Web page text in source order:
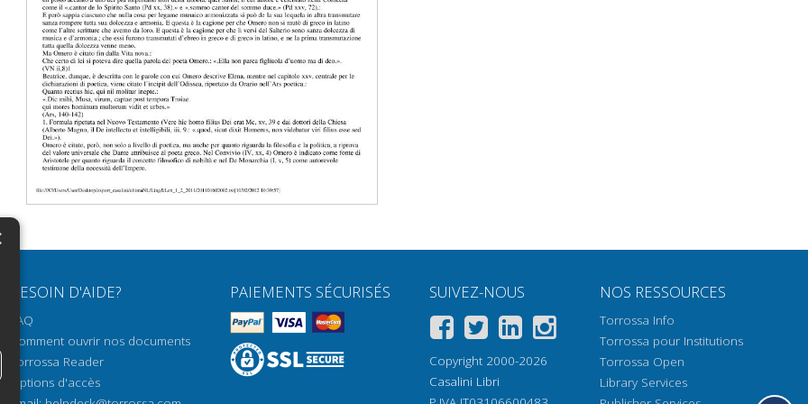
BESOIN D'AIDE?
FAQ
Comment ouvrir nos documents
Torrossa Reader
Options d'accès
PAIEMENTS SÉCURISÉS SUIVEZ-NOUS
Copyright 2000-2026
Casalini Libri
NOS RESSOURCES
Torrossa Info
Torrossa pour Institutions
Torrossa Open
Library Services